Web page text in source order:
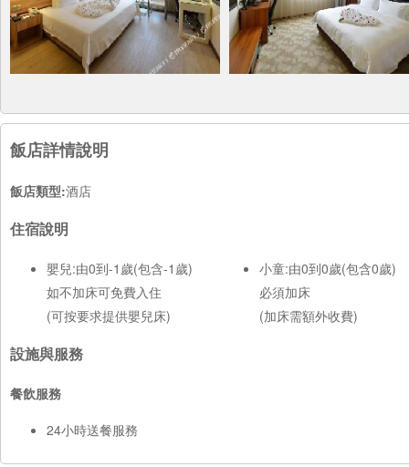
飯店詳情說明
飯店類型:酒店
住宿說明
嬰兒:由0到-1歲(包含-1歲)
如不加床可免費入住
(可按要求提供嬰兒床)
小童:由0到0歲(包含0歲)
必須加床
(加床需額外收費)
設施與服務
餐飲服務
24小時送餐服務